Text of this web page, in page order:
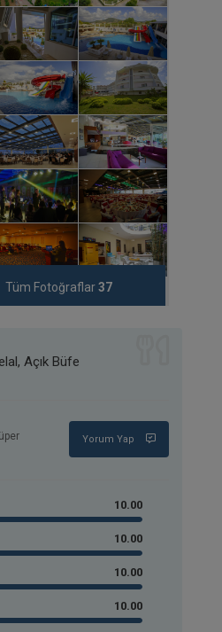
Tüm Fotoğraflar37
Açık Büfe
Yorum Yap
10.00
10.00
10.00
10.00